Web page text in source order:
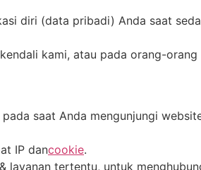
diri (data pribadi) Anda saat
kami, atau pada orang-
saat Anda mengunjungi
IP dancookie.
layanan tertentu, untuk